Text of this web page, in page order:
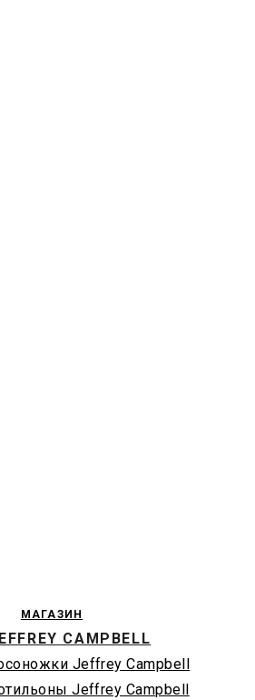
МАГАЗИН
CAMPBELL
Jeffrey Campbell
Jeffrey Campbell